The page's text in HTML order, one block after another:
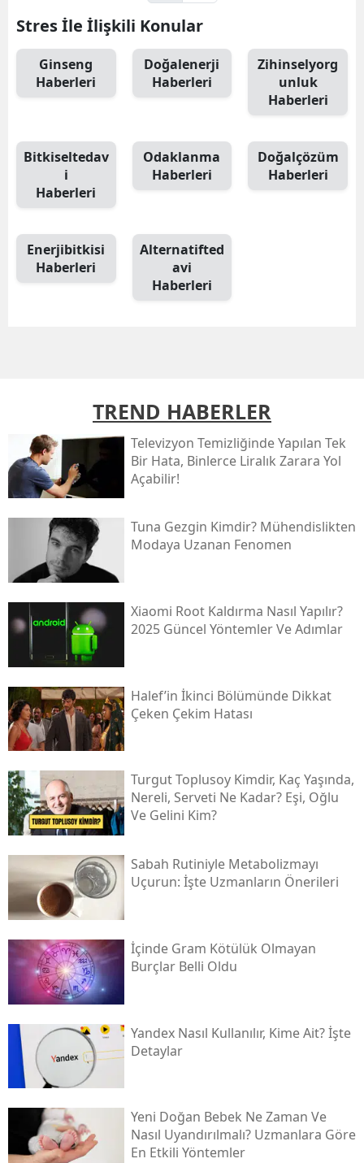
Stres İle İlişkili Konular
Ginseng
Haberleri
Doğalenerji
Haberleri
Zihinselyorg
unluk
Haberleri
Bitkiseltedav
i
Haberleri
Odaklanma
Haberleri
Doğalçözüm
Haberleri
Enerjibitkisi
Haberleri
Alternatifted
avi
Haberleri
TREND HABERLER
Televizyon Temizliğinde Yapılan Tek
Bir Hata, Binlerce Liralık Zarara Yol
Açabilir!
Tuna Gezgin Kimdir? Mühendislikten
Modaya Uzanan Fenomen
Xiaomi Root Kaldırma Nasıl Yapılır?
2025 Güncel Yöntemler Ve Adımlar
Halef’in İkinci Bölümünde Dikkat
Çeken Çekim Hatası
Turgut Toplusoy Kimdir, Kaç Yaşında,
Nereli, Serveti Ne Kadar? Eşi, Oğlu
Ve Gelini Kim?
Sabah Rutiniyle Metabolizmayı
Uçurun: İşte Uzmanların Önerileri
İçinde Gram Kötülük Olmayan
Burçlar Belli Oldu
Yandex Nasıl Kullanılır, Kime Ait? İşte
Detaylar
Yeni Doğan Bebek Ne Zaman Ve
Nasıl Uyandırılmalı? Uzmanlara Göre
En Etkili Yöntemler